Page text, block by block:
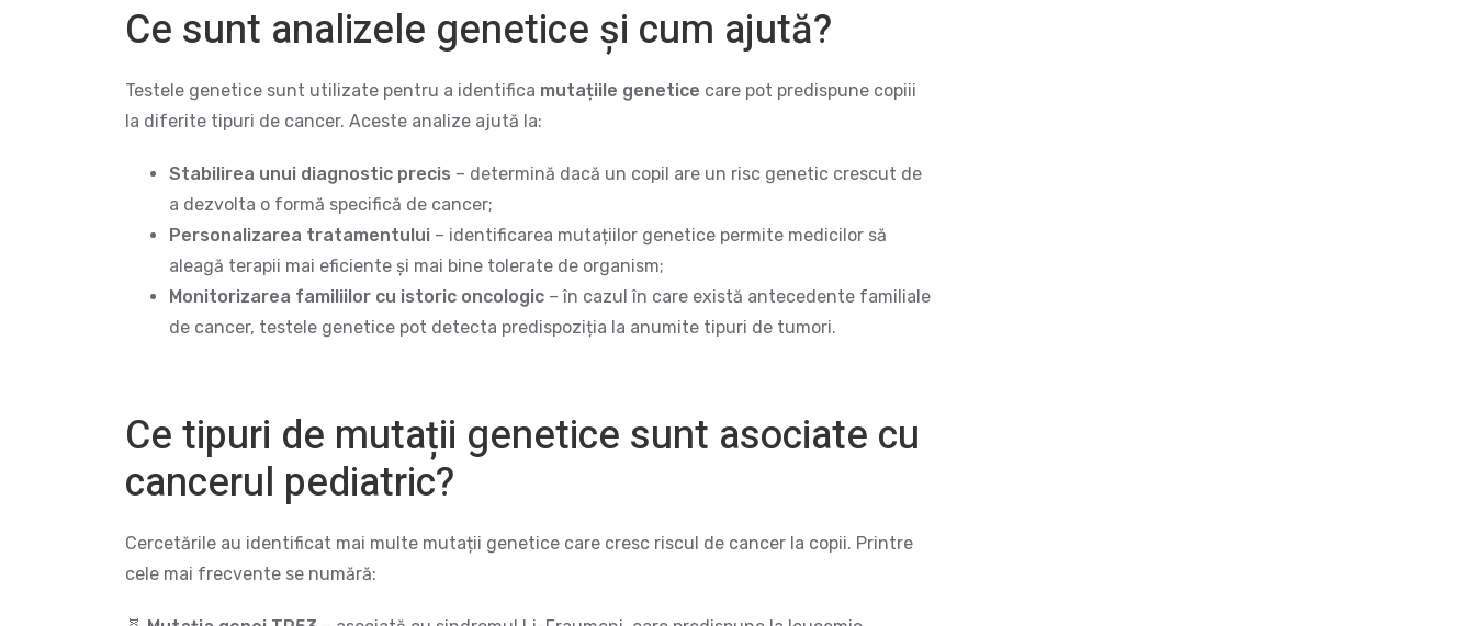
Ce sunt analizele genetice și cum ajută?
Testele genetice sunt utilizate pentru a identifica mutațiile genetice care pot predispune copiii
la diferite tipuri de cancer. Aceste analize ajută la:
Stabilirea unui diagnostic precis – determină dacă un copil are un risc genetic crescut de
a dezvolta o formă specifică de cancer;
Personalizarea tratamentului – identificarea mutațiilor genetice permite medicilor să
aleagă terapii mai eficiente și mai bine tolerate de organism;
Monitorizarea familiilor cu istoric oncologic – în cazul în care există antecedente familiale
de cancer, testele genetice pot detecta predispoziția la anumite tipuri de tumori.
Ce tipuri de mutații genetice sunt asociate cu
cancerul pediatric?
Cercetările au identificat mai multe mutații genetice care cresc riscul de cancer la copii. Printre
cele mai frecvente se numără: